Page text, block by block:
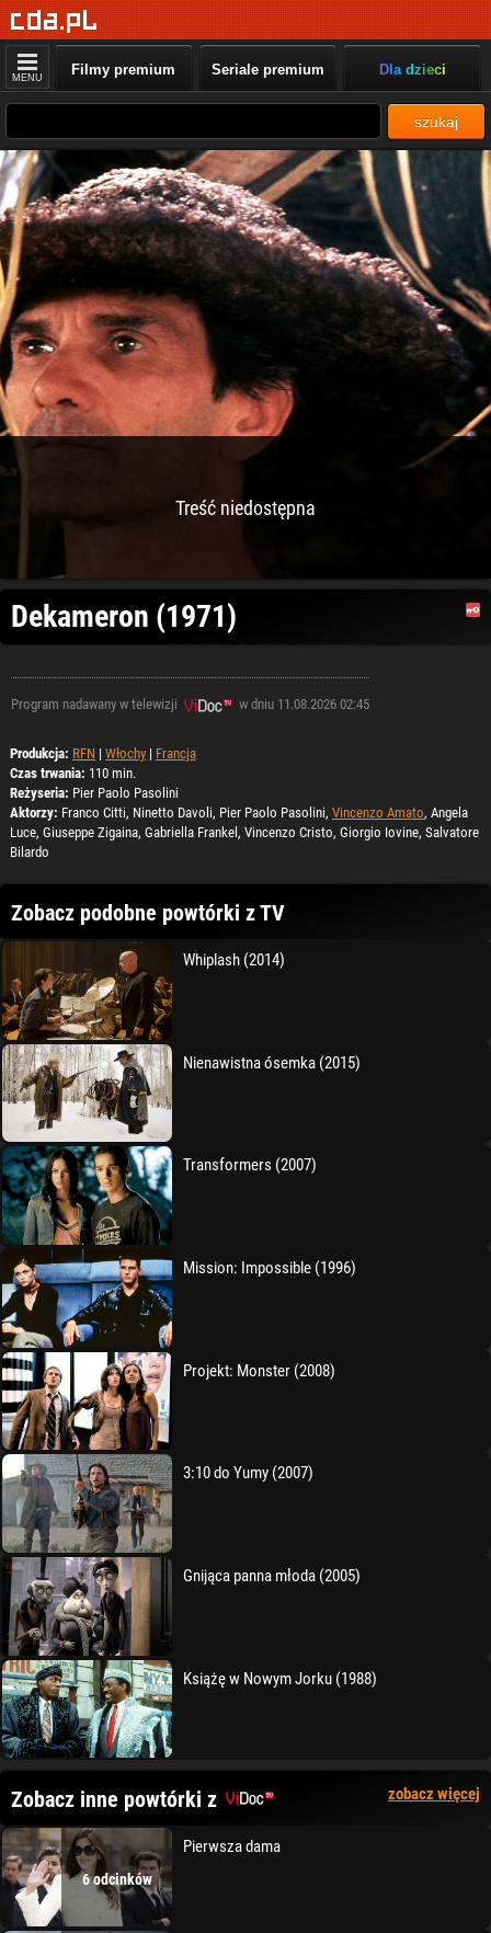
MENU Filmy premium Seriale premium Dla dzieci
szukaj
Treść niedostępna
Dekameron (1971)
Program nadawany w telewizji w dniu 11.08.2026 02:45
Produkcja: RFN | Włochy | Francja
Czas trwania: 110 min.
Reżyseria: Pier Paolo Pasolini
Aktorzy: Franco Citti, Ninetto Davoli, Pier Paolo Pasolini, Vincenzo Amato, Angela
Luce, Giuseppe Zigaina, Gabriella Frankel, Vincenzo Cristo, Giorgio Iovine, Salvatore
Bilardo
Zobacz podobne powtórki z TV
Whiplash (2014)
Nienawistna ósemka (2015)
Transformers (2007)
Mission: Impossible (1996)
Projekt: Monster (2008)
3:10 do Yumy (2007)
Gnijąca panna młoda (2005)
Książę w Nowym Jorku (1988)
Zobacz inne powtórki z zobacz więcej
6 odcinków
Pierwsza dama